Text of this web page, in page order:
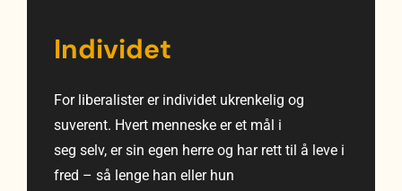
Individet
For liberalister er individet ukrenkelig og
suverent. Hvert menneske er et mål i
seg selv, er sin egen herre og har rett til å leve i
fred – så lenge han eller hun